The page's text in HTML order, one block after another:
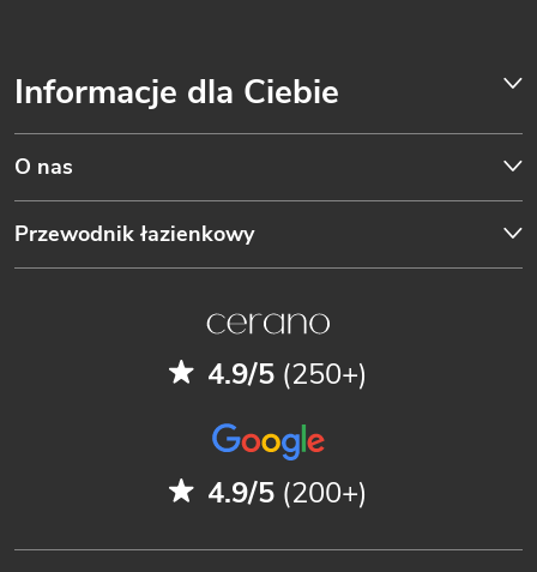
Informacje dla Ciebie
O nas
Przewodnik łazienkowy
4.9/5 (250+)
4.9/5 (200+)